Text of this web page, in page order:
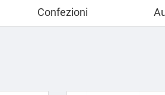
Confezioni